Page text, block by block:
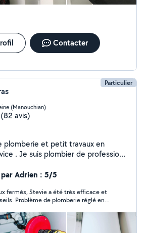
Contacter
Particulier
(Manouchian)
(82 avis)
plomberie et petit travaux en
Mon numéro est disponible sur
pas dans votre zone
Adrien : 5/5
fermés, Stevie a été très efficace et
réglé en